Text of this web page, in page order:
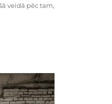
veidā pēc tam,